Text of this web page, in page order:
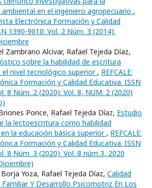
en el ingeniero agropecuario ,
Electrónica Formación y Calidad
1390-9010: Vol. 2 Núm. 3 (2014):
Zambrano Alcivar, Rafael Tejeda Díaz,
sobre la habilidad de escritura
el nivel tecnológico superior , REFCALE:
Formación y Calidad Educativa. ISSN
8 Núm. 2 (2020): Vol. 8, NUM. 2 (2020)
Ponce, Rafael Tejeda Díaz, Estudio
la lectoescritura como habilidad
la educación básica superior , REFCALE:
Formación y Calidad Educativa. ISSN
8 Núm. 3 (2020): Vol. 8 núm 3, 2020
Yoza, Rafael Tejeda Díaz, Calidad
Y Desarrollo Psicomotriz En Los